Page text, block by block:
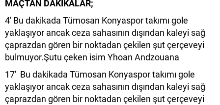
MAÇTAN DAKİKALAR;
4' Bu dakikada Tümosan Konyaspor takımı gole
yaklaşıyor ancak ceza sahasının dışından kaleyi sağ
çaprazdan gören bir noktadan çekilen şut çerçeveyi
bulmuyor.Şutu çeken isim Yhoan Andzouana
17' Bu dakikada Tümosan Konyaspor takımı gole
yaklaşıyor ancak ceza sahasının dışından kaleyi sağ
çaprazdan gören bir noktadan çekilen şut çerçeveyi